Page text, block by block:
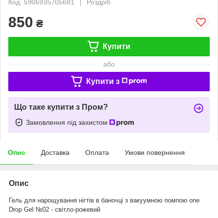
Код: 5906935705681
Роздріб
850 ₴
Купити
або
Купити з
Що таке купити з Пром?
Замовлення під захистом
Опис Доставка Оплата Умови повернення
Опис
Гель для нарощування нігтів в баночці з вакуумною помпою one
Drop Gel №02 - світло-рожевий